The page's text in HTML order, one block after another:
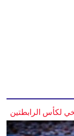
لكأس الرابطتين